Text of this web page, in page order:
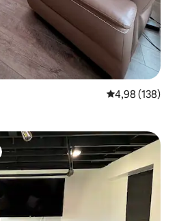
Gemiddelde
4,98 (138)